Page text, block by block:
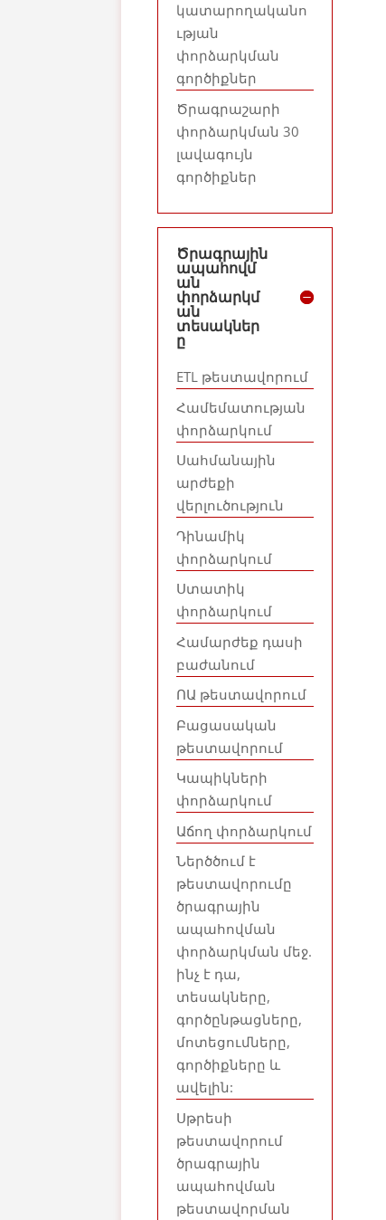
կատարողականո
ւթյան
փորձարկման
գործիքներ
Ծրագրաշարի
փորձարկման 30
լավագույն
գործիքներ
Ծրագրային
ապահովմ
ան
փորձարկմ
ան
տեսակներ
ը
ETL թեստավորում
Համեմատության
փորձարկում
Սահմանային
արժեքի
վերլուծություն
Դինամիկ
փորձարկում
Ստատիկ
փորձարկում
Համարժեք դասի
բաժանում
ՈԱ թեստավորում
Բացասական
թեստավորում
Կապիկների
փորձարկում
Աճող փորձարկում
Ներծծում է
թեստավորումը
ծրագրային
ապահովման
փորձարկման մեջ.
ինչ է դա,
տեսակները,
գործընթացները,
մոտեցումները,
գործիքները և
ավելին:
Սթրեսի
թեստավորում
ծրագրային
ապահովման
թեստավորման